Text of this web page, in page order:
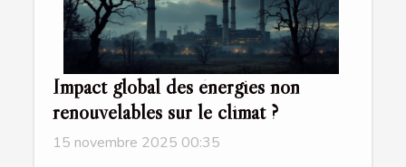
Impact global des énergies non
renouvelables sur le climat ?
15 novembre 2025 00:35